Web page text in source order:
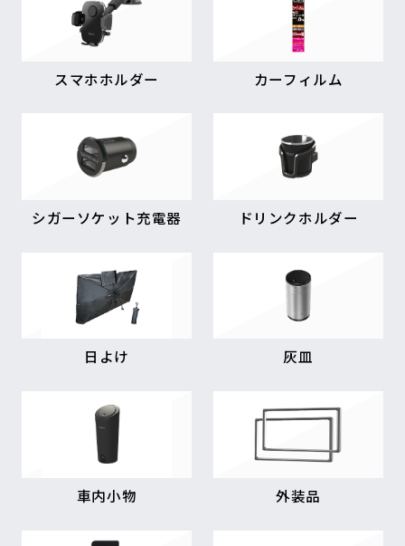
スマホホルダー カーフィルム
シガーソケット充電器 ドリンクホルダー
日よけ 灰皿
車内小物 外装品